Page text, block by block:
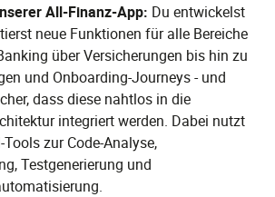
All-Finanz-App: Du entwickelst
neue Funktionen für alle Bereiche
über Versicherungen bis hin zu
und Onboarding-Journeys - und
dass diese nahtlos in die
integriert werden. Dabei nutzt
zur Code-Analyse,
Testgenerierung und